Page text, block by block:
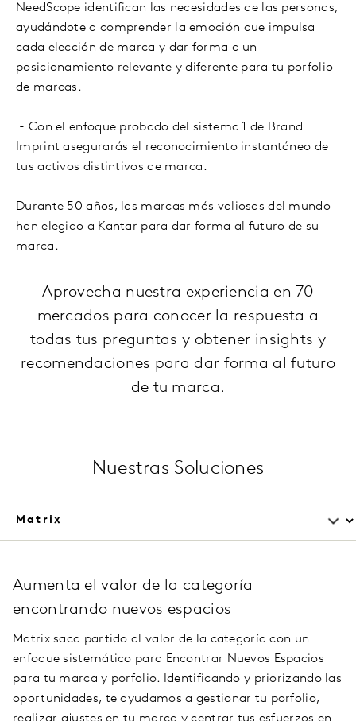
NeedScope identifican las necesidades de las personas,
ayudándote a comprender la emoción que impulsa
cada elección de marca y dar forma a un
posicionamiento relevante y diferente para tu porfolio
de marcas.
- Con el enfoque probado del sistema 1 de Brand
Imprint asegurarás el reconocimiento instantáneo de
tus activos distintivos de marca.
Durante 50 años, las marcas más valiosas del mundo
han elegido a Kantar para dar forma al futuro de su
marca.
Aprovecha nuestra experiencia en 70
mercados para conocer la respuesta a
todas tus preguntas y obtener insights y
recomendaciones para dar forma al futuro
de tu marca.
Nuestras Soluciones
Aumenta el valor de la categoría
encontrando nuevos espacios
Matrix saca partido al valor de la categoría con un
enfoque sistemático para Encontrar Nuevos Espacios
para tu marca y porfolio. Identificando y priorizando las
oportunidades, te ayudamos a gestionar tu porfolio,
realizar ajustes en tu marca y centrar tus esfuerzos en